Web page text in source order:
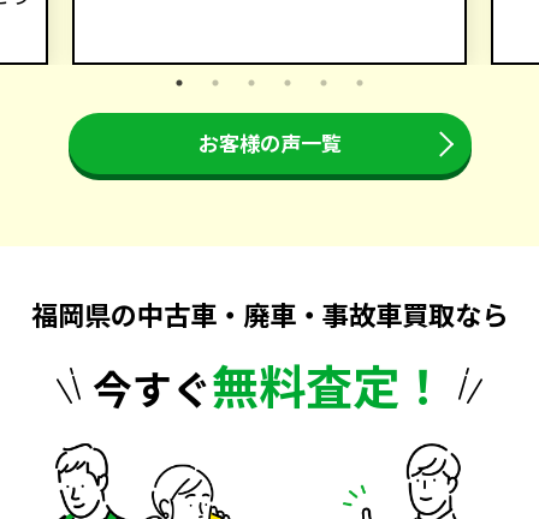
お客様の声一覧
福岡県の中古車・廃車・事故車買取なら
今すぐ無料査定！